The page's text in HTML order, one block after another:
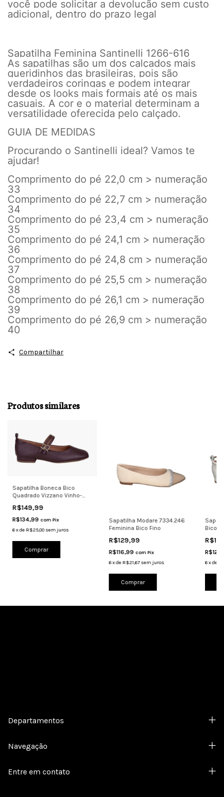
você pode solicitar a devolução sem custo
adicional, dentro do prazo legal
Sapatilha Feminina Santinelli 1266-616
As sapatilhas são um dos calçados mais
queridinhos das brasileiras, pois são
verdadeiros coringas e podem integrar
desde os looks mais formais até os mais
casuais. A cor e o material determinam a
versatilidade oferecida pelo calçado.
GUIA DE MEDIDAS
Procurando o Santinelli ideal? Vamos te
ajudar!
Comprimento do pé 22,0 cm > numeração
33
Comprimento do pé 22,7 cm > numeração
34
Comprimento do pé 23,4 cm > numeração
35
Comprimento do pé 24,1 cm > numeração
36
Comprimento do pé 24,8 cm > numeração
37
Comprimento do pé 25,5 cm > numeração
38
Comprimento do pé 26,1 cm > numeração
39
Comprimento do pé 26,9 cm > numeração
40
Compartilhar
Produtos similares
Sapatilha Boneca Bico
Quadrado Vizzano Vinho-
R$149,99
R$134,99 com Pix
6xdeR$25,00sem juros
Comprar
Sapatilha Modare 7334.246
Feminina Bico Fino
R$129,99
R$116,99 com Pix
6xdeR$21,67 sem juros
Comprar
Bico
6xde
Departamentos
Navegação
Entre em contato